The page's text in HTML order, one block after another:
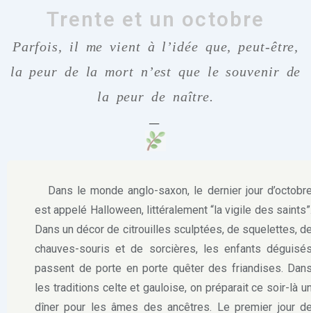
Trente et un octobre
Parfois, il me vient à l’idée que, peut-être,
la peur de la mort n’est que le souvenir de
la peur de naître.
—
Dans le monde anglo-saxon, le dernier jour
est appelé Halloween, littéralement “la vigile des
Dans un décor de citrouilles sculptées, de squelettes,
chauves-souris et de sorcières, les enfants
passent de porte en porte quêter des friandises.
les traditions celte et gauloise, on préparait ce soir-là
dîner pour les âmes des ancêtres. Le premier jour